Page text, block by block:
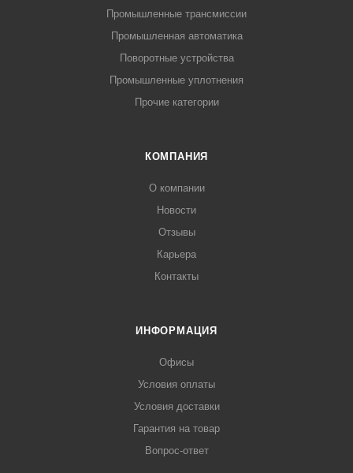
Промышленные трансмиссии
Промышленная автоматика
Поворотные устройства
Промышленные уплотнения
Прочие категории
КОМПАНИЯ
О компании
Новости
Отзывы
Карьера
Контакты
ИНФОРМАЦИЯ
Офисы
Условия оплаты
Условия доставки
Гарантия на товар
Вопрос-ответ